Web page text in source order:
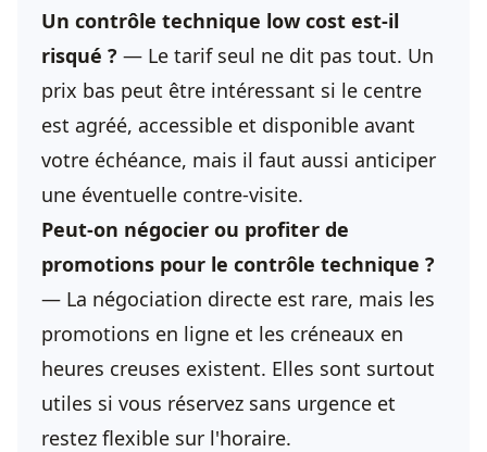
Un contrôle technique low cost est-il
risqué ? — Le tarif seul ne dit pas tout. Un
prix bas peut être intéressant si le centre
est agréé, accessible et disponible avant
votre échéance, mais il faut aussi anticiper
une éventuelle contre-visite.
Peut-on négocier ou profiter de
promotions pour le contrôle technique ?
— La négociation directe est rare, mais les
promotions en ligne et les créneaux en
heures creuses existent. Elles sont surtout
utiles si vous réservez sans urgence et
restez flexible sur l'horaire.